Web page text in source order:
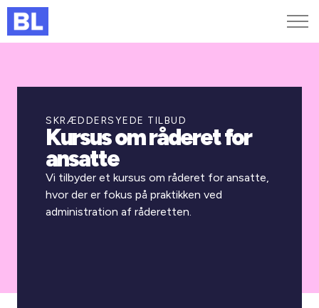
Kurser og arrangementer
Jobportalen
SKRÆDDERSYEDE TILBUD
Kursus om råderet for
ansatte
Vi tilbyder et kursus om råderet for ansatte,
hvor der er fokus på praktikken ved
administration af råderetten.